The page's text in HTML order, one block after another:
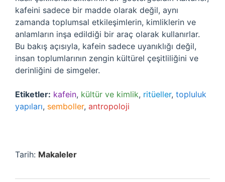
kafeini sadece bir madde olarak değil, aynı
zamanda toplumsal etkileşimlerin, kimliklerin ve
anlamların inşa edildiği bir araç olarak kullanırlar.
Bu bakış açısıyla, kafein sadece uyanıklığı değil,
insan toplumlarının zengin kültürel çeşitliliğini ve
derinliğini de simgeler.
Etiketler: kafein, kültür ve kimlik, ritüeller, topluluk
yapıları, semboller, antropoloji
Tarih: Makaleler